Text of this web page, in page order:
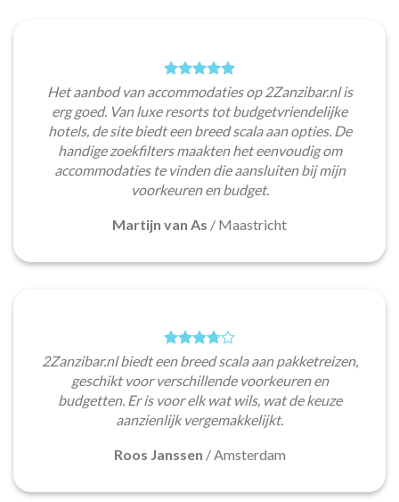
Het aanbod van accommodaties op 2Zanzibar.nl is
erg goed. Van luxe resorts tot budgetvriendelijke
hotels, de site biedt een breed scala aan opties. De
handige zoekfilters maakten het eenvoudig om
accommodaties te vinden die aansluiten bij mijn
voorkeuren en budget.
Martijn van As / Maastricht
2Zanzibar.nl biedt een breed scala aan pakketreizen,
geschikt voor verschillende voorkeuren en
budgetten. Er is voor elk wat wils, wat de keuze
aanzienlijk vergemakkelijkt.
Roos Janssen /Amsterdam